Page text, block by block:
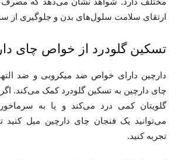
ارتقای سلامت سلول‌های بدن و جلوگیری
تسکین گلودرد از خواص چای
دارچین دارای خواص ضد میکروبی و ضد
چای دارچین به تسکین گلودرد کمک می‌کند.
گلویتان کمی درد می‌کند و یا به
می‌توانید یک فنجان چای دارچین میل کنید
تجربه کنید.